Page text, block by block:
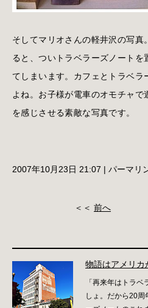
そしてマリオさんの軽井沢の写真
ると、ついトラベラーズノートを
てしまいます。カフェとトラベラ
よね。お子様が電車のオモチャ
を感じさせる素敵な写真です。
2007年10月23日 21:07 | パーマリ
＜＜ 前へ
物語はアメリカ
「再来年はトラ
しょ。だから20周